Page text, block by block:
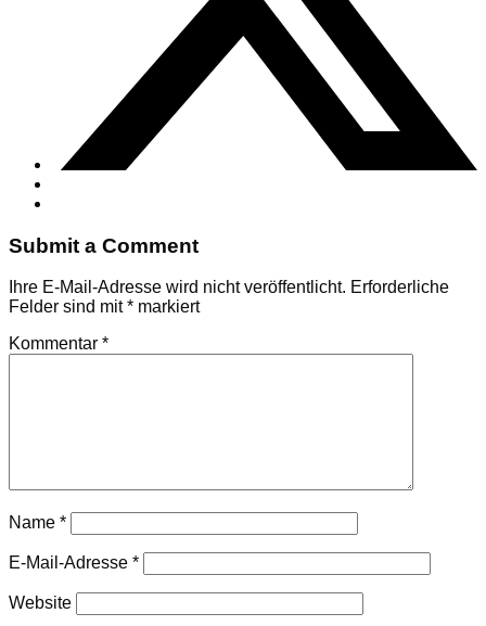
Submit a Comment
Ihre E-Mail-Adresse wird nicht veröffentlicht. Erforderliche
Felder sind mit* markiert
Kommentar *
Name *
E-Mail-Adresse *
Website